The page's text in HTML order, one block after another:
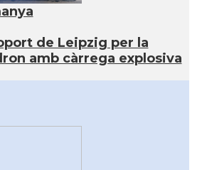
de Leipzig per la
amb càrrega explosiva